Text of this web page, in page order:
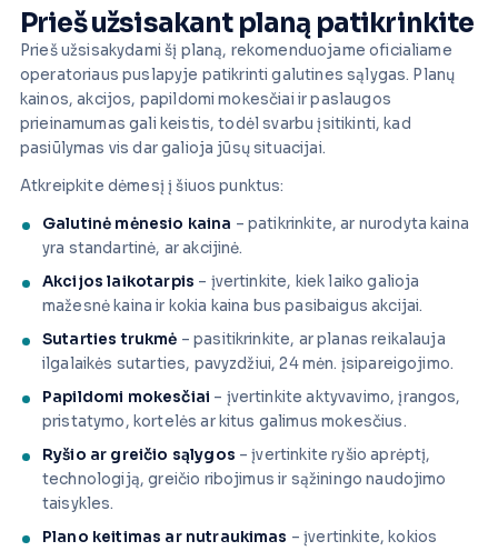
Prieš užsisakant planą patikrinkite
Prieš užsisakydami šį planą, rekomenduojame oficialiame
operatoriaus puslapyje patikrinti galutines sąlygas. Planų
kainos, akcijos, papildomi mokesčiai ir paslaugos
prieinamumas gali keistis, todėl svarbu įsitikinti, kad
pasiūlymas vis dar galioja jūsų situacijai.
Atkreipkite dėmesį į šiuos punktus:
Galutinė mėnesio kaina – patikrinkite, ar nurodyta kaina
yra standartinė, ar akcijinė.
Akcijos laikotarpis – įvertinkite, kiek laiko galioja
mažesnė kaina ir kokia kaina bus pasibaigus akcijai.
Sutarties trukmė – pasitikrinkite, ar planas reikalauja
ilgalaikės sutarties, pavyzdžiui, 24 mėn. įsipareigojimo.
Papildomi mokesčiai – įvertinkite aktyvavimo, įrangos,
pristatymo, kortelės ar kitus galimus mokesčius.
Ryšio ar greičio sąlygos – įvertinkite ryšio aprėptį,
technologiją, greičio ribojimus ir sąžiningo naudojimo
taisykles.
Plano keitimas ar nutraukimas – įvertinkite, kokios